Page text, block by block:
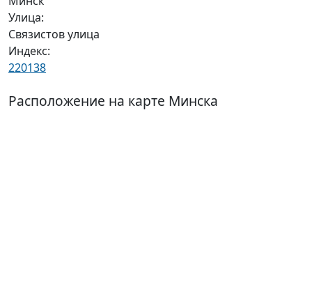
Улица:
Связистов улица
Индекс:
220138
Расположение на карте Минска